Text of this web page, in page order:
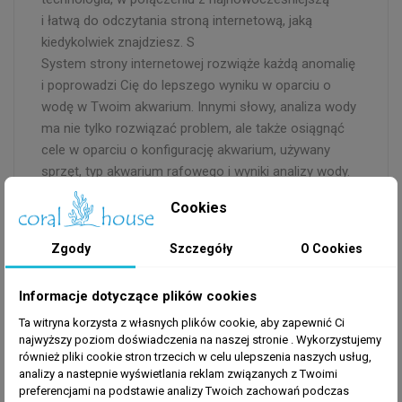
i łatwą do odczytania stroną internetową, jaką
kiedykolwiek znajdziesz. S
System strony internetowej rozwiąże każdą anomalię
i poprowadzi Cię do lepszego wyniku w oparciu o
wodę w Twoim akwarium. Innymi słowy, analiza wody
ma nie tylko rozwiązać problem, ale także osiągnąć
cele w oparciu o konfigurację akwarium, używany
sprzęt, typ akwarium rafowego i wyniki analizy wody.
Nasz system znajdzie „korekcyjną” dawkę
parametrów, dawkę podtrzymującą dla pierwiastków,
sprzęt lub produkty powinny zostać zatrzymane lub
parametry akwarium rafowego Pierwsze i jedyne
laboratorium rafowe z analizą czystości wody MRNU
stworzone przez Modern Reef jest dołączone bez
dodatkowych kosztów.
Pierwsze laboratorium na żywo do interaktywnej
Cookies
Zgody Szczegóły O Cookies
Informacje dotyczące plików cookies
Ta witryna korzysta z własnych plików cookie, aby zapewnić Ci
najwyższy poziom doświadczenia na naszej stronie . Wykorzystujemy
również pliki cookie stron trzecich w celu ulepszenia naszych usług,
analizy a nastepnie wyświetlania reklam związanych z Twoimi
preferencjami na podstawie analizy Twoich zachowań podczas